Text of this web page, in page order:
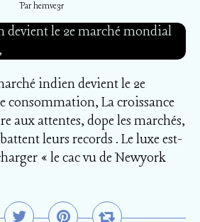
Par hemve31
indien devient le 2e
consommation, La croissance
aux attentes, dope les marchés,
leurs records . Le luxe est-
« le cac vu de Newyork